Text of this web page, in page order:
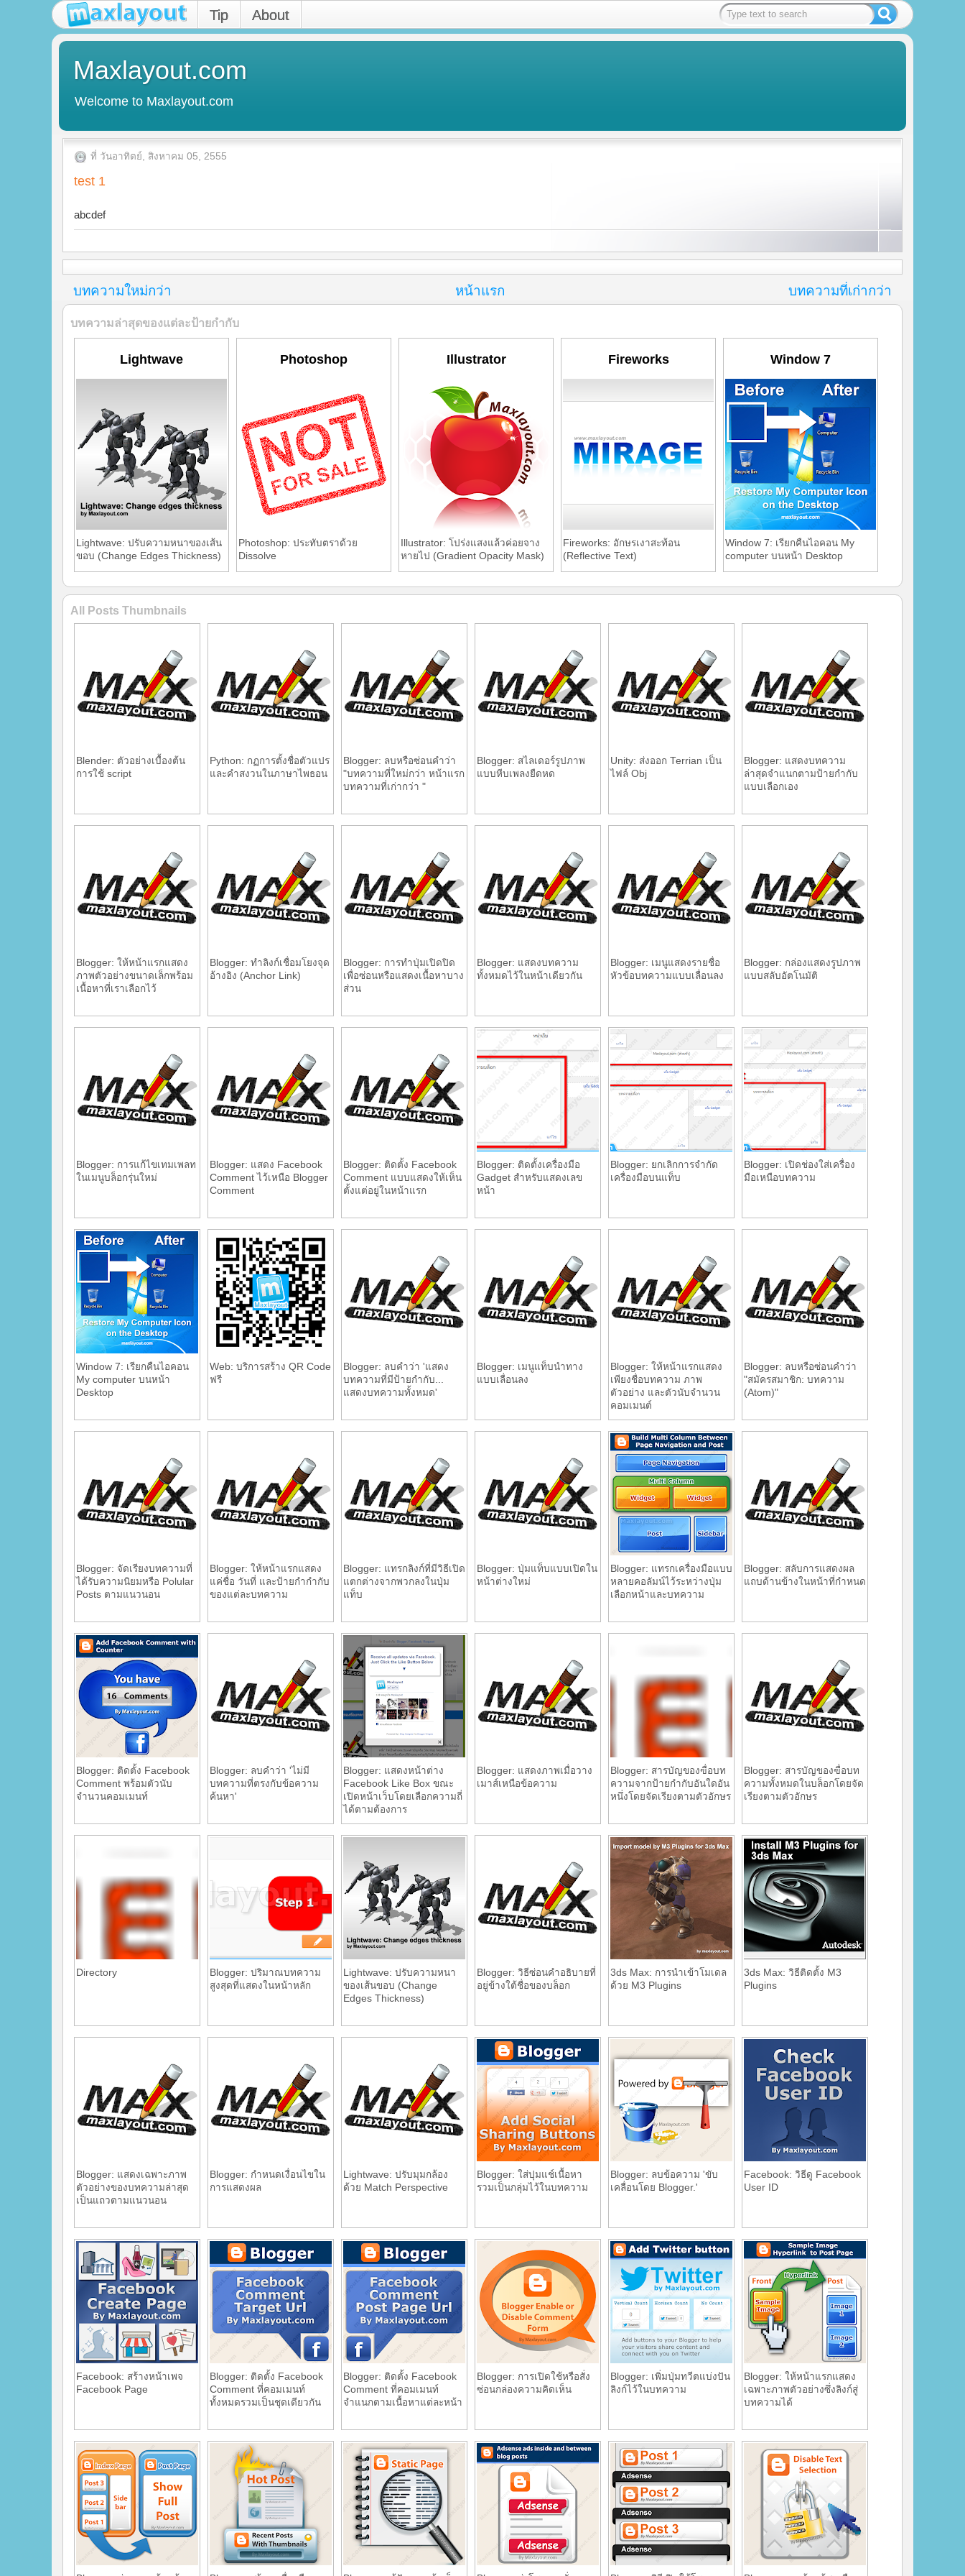
Tip About
Maxlayout.com
Welcome to Maxlayout.com
ที่ วันอาทิตย์, สิงหาคม 05, 2555
test 1
abcdef
บทความใหม่กว่า บทความที่เก่ากว่า
หน้าแรก
บทความล่าสุดของแต่ละป้ายกำกับ
Lightwave
Lightwave: ปรับความหนาของเส้น
ขอบ (Change Edges Thickness)
Photoshop
Photoshop: ประทับตราด้วย
Dissolve
Illustrator
Illustrator: โปร่งแสงแล้วค่อยจาง
หายไป (Gradient Opacity Mask)
Fireworks
Fireworks: อักษรเงาสะท้อน
(Reflective Text)
Window 7
Window 7: เรียกคืนไอคอน My
computer บนหน้า Desktop
All Posts Thumbnails
Blender: ตัวอย่างเบื้องต้น
การใช้ script
Python: กฏการตั้งชื่อตัวแปร
และคำสงวนในภาษาไพธอน
Blogger: ลบหรือซ่อนคำว่า
"บทความที่ใหม่กว่า หน้าแรก
บทความที่เก่ากว่า "
Blogger: สไลเดอร์รูปภาพ
แบบหีบเพลงยืดหด
Unity: ส่งออก Terrian เป็น
ไฟล์ Obj
Blogger: แสดงบทความ
ล่าสุดจำแนกตามป้ายกำกับ
แบบเลือกเอง
Blogger: ให้หน้าแรกแสดง
ภาพตัวอย่างขนาดเล็กพร้อม
เนื้อหาที่เราเลือกไว้
Blogger: ทำลิงก์เชื่อมโยงจุด
อ้างอิง (Anchor Link)
Blogger: การทำปุ่มเปิดปิด
เพื่อซ่อนหรือแสดงเนื้อหาบาง
ส่วน
Blogger: แสดงบทความ
ทั้งหมดไว้ในหน้าเดียวกัน
Blogger: เมนูแสดงรายชื่อ
หัวข้อบทความแบบเลื่อนลง
Blogger: กล่องแสดงรูปภาพ
แบบสลับอัตโนมัติ
Blogger: การแก้ไขเทมเพลท
ในเมนูบล็อกรุ่นใหม่
Blogger: แสดง Facebook
Comment ไว้เหนือ Blogger
Comment
Blogger: ติดตั้ง Facebook
Comment แบบแสดงให้เห็น
ตั้งแต่อยู่ในหน้าแรก
Blogger: ติดตั้งเครื่องมือ
Gadget สำหรับแสดงเลข
หน้า
Blogger: ยกเลิกการจำกัด
เครื่องมือบนแท็บ
Blogger: เปิดช่องใส่เครื่อง
มือเหนือบทความ
Window 7: เรียกคืนไอคอน
My computer บนหน้า
Desktop
Web: บริการสร้าง QR Code
ฟรี
Blogger: ลบคำว่า 'แสดง
บทความที่มีป้ายกำกับ...
แสดงบทความทั้งหมด'
Blogger: เมนูแท็บนำทาง
แบบเลื่อนลง
Blogger: ให้หน้าแรกแสดง
เพียงชื่อบทความ ภาพ
ตัวอย่าง และตัวนับจำนวน
คอมเมนต์
Blogger: ลบหรือซ่อนคำว่า
"สมัครสมาชิก: บทความ
(Atom)"
Blogger: จัดเรียงบทความที่
ได้รับความนิยมหรือ Polular
Posts ตามแนวนอน
Blogger: ให้หน้าแรกแสดง
แค่ชื่อ วันที่ และป้ายกำกำกับ
ของแต่ละบทความ
Blogger: แทรกลิงก์ที่มีวิธีเปิด
แตกต่างจากพวกลงในปุ่ม
แท็บ
Blogger: ปุ่มแท็บแบบเปิดใน
หน้าต่างใหม่
Blogger: แทรกเครื่องมือแบบ
หลายคอลัมน์ไว้ระหว่างปุ่ม
เลือกหน้าและบทความ
Blogger: สลับการแสดงผล
แถบด้านข้างในหน้าที่กำหนด
Blogger: ติดตั้ง Facebook
Comment พร้อมตัวนับ
จำนวนคอมเมนท์
Blogger: ลบคำว่า 'ไม่มี
บทความที่ตรงกับข้อความ
ค้นหา'
Blogger: แสดงหน้าต่าง
Facebook Like Box ขณะ
เปิดหน้าเว็บโดยเลือกความถี่
ได้ตามต้องการ
Blogger: แสดงภาพเมื่อวาง
เมาส์เหนือข้อความ
Blogger: สารบัญของฃื่อบท
ความจากป้ายกำกับอันใดอัน
หนึ่งโดยจัดเรียงตามตัวอักษร
Blogger: สารบัญของฃื่อบท
ความทั้งหมดในบล็อกโดยจัด
เรียงตามตัวอักษร
Directory
Blogger: ปริมาณบทความ
สูงสุดที่แสดงในหน้าหลัก
Lightwave: ปรับความหนา
ของเส้นขอบ (Change
Edges Thickness)
Blogger: วิธีซ่อนคำอธิบายที่
อยู่ข้างใต้ชื่อของบล็อก
3ds Max: การนำเข้าโมเดล
ด้วย M3 Plugins
3ds Max: วิธีติดตั้ง M3
Plugins
Blogger: แสดงเฉพาะภาพ
ตัวอย่างของบทความล่าสุด
เป็นแถวตามแนวนอน
Blogger: กำหนดเงื่อนไขใน
การแสดงผล
Lightwave: ปรับมุมกล้อง
ด้วย Match Perspective
Blogger: ใส่ปุมแช์เนื้อหา
รวมเป็นกลุ่มไว้ในบทความ
Blogger: ลบข้อความ 'ขับ
เคลื่อนโดย Blogger.'
Facebook: วิธีดู Facebook
User ID
Facebook: สร้างหน้าเพจ
Facebook Page
Blogger: ติดตั้ง Facebook
Comment ที่คอมเมนท์
ทั้งหมดรวมเป็นชุดเดียวกัน
Blogger: ติดตั้ง Facebook
Comment ที่คอมเมนท์
จำแนกตามเนื้อหาแต่ละหน้า
Blogger: การเปิดใช้หรือสั่ง
ซ่อนกล่องความคิดเห็น
Blogger: เพิ่มปุ่มทวีตแบ่งปัน
ลิงก์ไว้ในบทความ
Blogger: ให้หน้าแรกแสดง
เฉพาะภาพตัวอย่างซึ่งลิงก์สู่
บทความได้